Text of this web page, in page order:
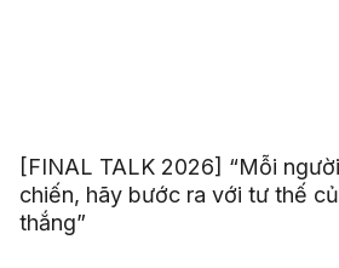
[FINAL TALK 2026] “Mỗi
chiến, hãy bước ra với tư thế
thắng”